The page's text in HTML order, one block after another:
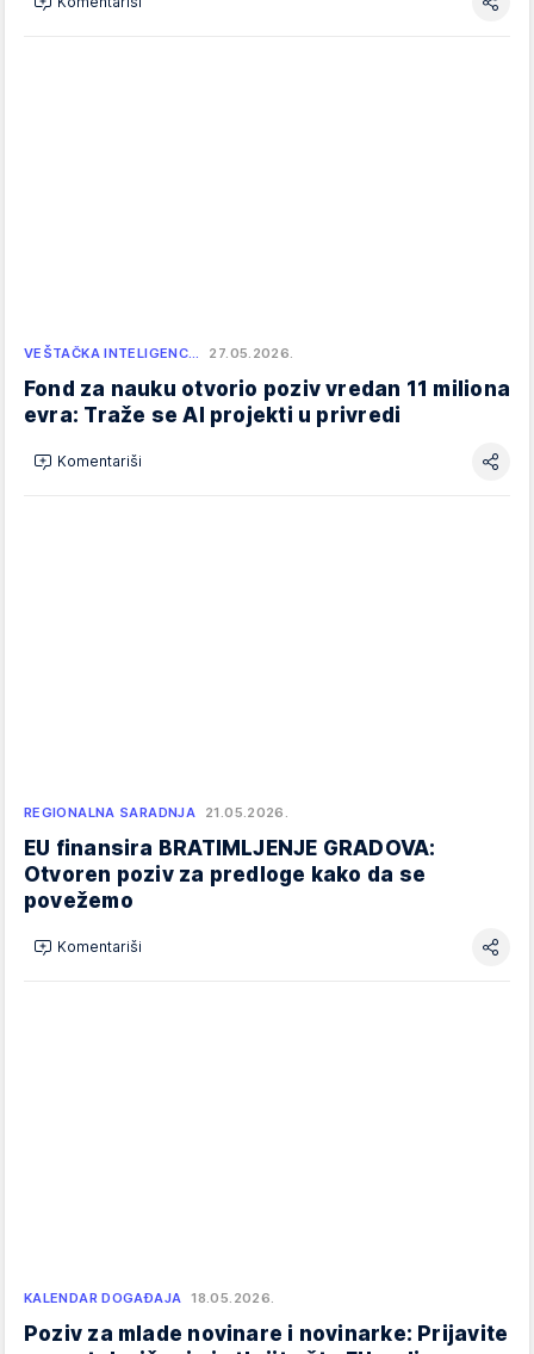
VEŠTAČKA INTELIGENC… 27.05.2026.
Fond za nauku otvorio poziv vredan 11 miliona
evra: Traže se AI projekti u privredi
Komentariši
REGIONALNA SARADNJA 21.05.2026.
EU finansira BRATIMLJENJE GRADOVA:
Otvoren poziv za predloge kako da se
povežemo
Komentariši
KALENDAR DOGAĐAJA 18.05.2026.
Poziv za mlade novinare i novinarke: Prijavite